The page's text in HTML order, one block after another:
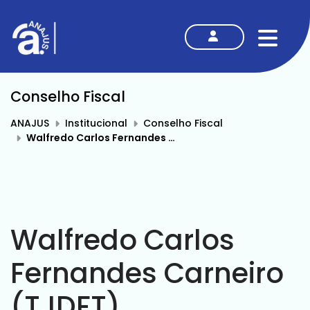
MENU
Conselho Fiscal
ANAJUS Institucional
Conselho Fiscal
Walfredo Carlos Fernandes Carneiro (TJDFT)
Walfredo Carlos
Fernandes Carneiro